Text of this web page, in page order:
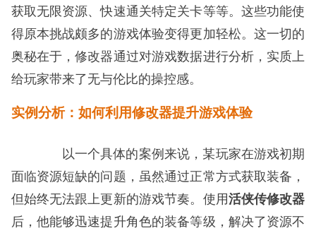
获取无限资源、快速通关特定关卡等等。这些功能使
得原本挑战颇多的游戏体验变得更加轻松。这一切的
奥秘在于，修改器通过对游戏数据进行分析，实质上
给玩家带来了无与伦比的操控感。
实例分析：如何利用修改器提升游戏体验
以一个具体的案例来说，某玩家在游戏初期
面临资源短缺的问题，虽然通过正常方式获取装备，
但始终无法跟上更新的游戏节奏。使用活侠传修改器
后，他能够迅速提升角色的装备等级，解决了资源不